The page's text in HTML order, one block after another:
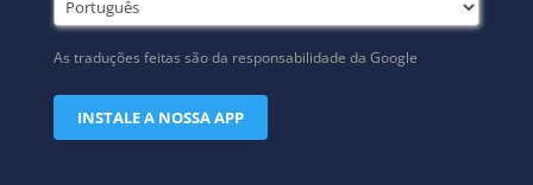
As traduções feitas são da responsabilidade da Google
INSTALE A NOSSA APP